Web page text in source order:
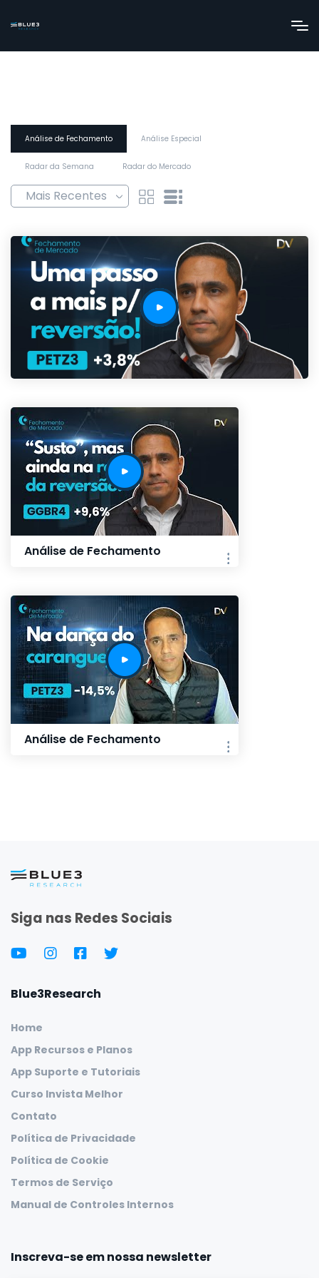
Análise de Fechamento Análise Especial
Radar da Semana Radar do Mercado
Análise de Fechamento
Análise de Fechamento
Siga nas Redes Sociais
Blue3Research
Home
App Recursos e Planos
App Suporte e Tutoriais
Curso Invista Melhor
Contato
Política de Privacidade
Política de Cookie
Termos de Serviço
Manual de Controles Internos
Inscreva-se em nossa newsletter